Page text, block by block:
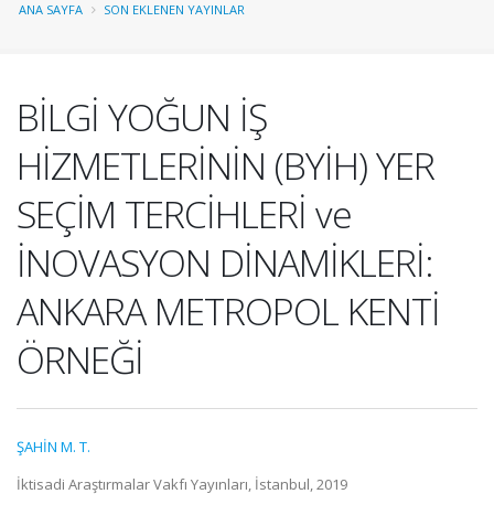
ANA SAYFA SON EKLENEN YAYINLAR
BİLGİ YOĞUN İŞ
HİZMETLERİNİN (BYİH) YER
SEÇİM TERCİHLERİ ve
İNOVASYON DİNAMİKLERİ:
ANKARA METROPOL KENTİ
ÖRNEĞİ
ŞAHİN M. T.
İktisadi Araştırmalar Vakfı Yayınları, İstanbul, 2019